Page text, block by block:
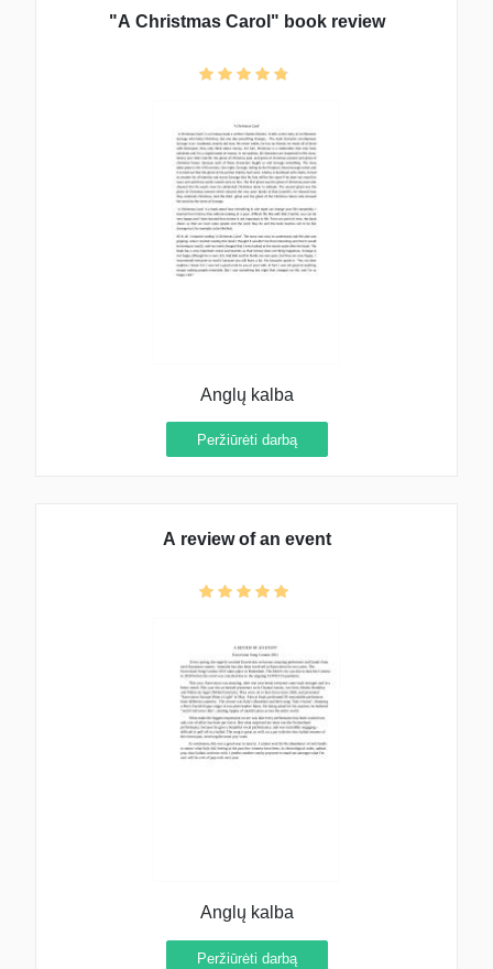
"A Christmas Carol" book review
Anglų kalba
Peržiūrėti darbą
A review of an event
Anglų kalba
Peržiūrėti darbą